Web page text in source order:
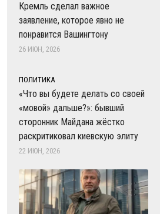
Кремль сделал важное
заявление, которое явно не
понравится Вашингтону
26 ИЮН, 2026
ПОЛИТИКА
«Что вы будете делать со своей
«мовой» дальше?»: бывший
сторонник Майдана жёстко
раскритиковал киевскую элиту
22 ИЮН, 2026